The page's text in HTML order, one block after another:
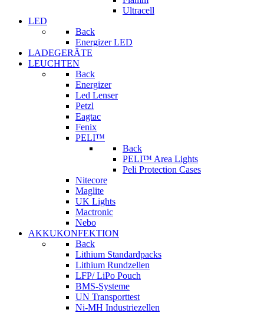
Ultracell
LED
Back
Energizer LED
LADEGERÄTE
LEUCHTEN
Back
Energizer
Led Lenser
Petzl
Eagtac
Fenix
PELI™
Back
PELI™ Area Lights
Peli Protection Cases
Nitecore
Maglite
UK Lights
Mactronic
Nebo
AKKUKONFEKTION
Back
Lithium Standardpacks
Lithium Rundzellen
LFP/ LiPo Pouch
BMS-Systeme
UN Transporttest
Ni-MH Industriezellen